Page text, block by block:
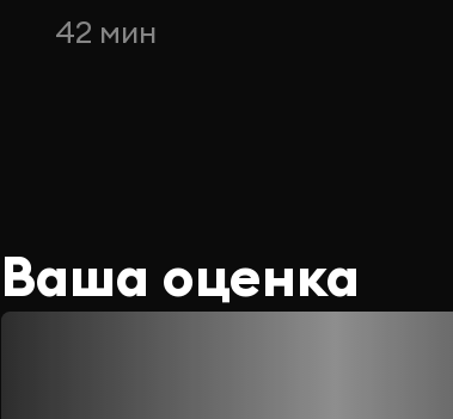
42 мин
Ваша оценка